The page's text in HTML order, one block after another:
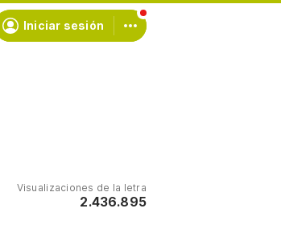
Iniciar sesión
Visualizaciones de la letra
2.436.895